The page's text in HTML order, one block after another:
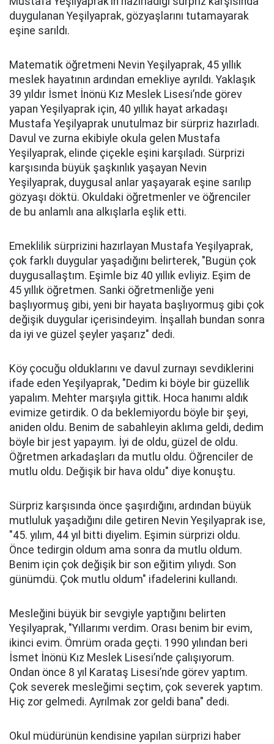
duygulanan Yeşilyaprak, gözyaşlarını tutamayarak
eşine sarıldı.
Matematik öğretmeni Nevin Yeşilyaprak, 45 yıllık
meslek hayatının ardından emekliye ayrıldı. Yaklaşık
39 yıldır İsmet İnönü Kız Meslek Lisesi’nde görev
yapan Yeşilyaprak için, 40 yıllık hayat arkadaşı
Mustafa Yeşilyaprak unutulmaz bir sürpriz hazırladı.
Davul ve zurna ekibiyle okula gelen Mustafa
Yeşilyaprak, elinde çiçekle eşini karşıladı. Sürprizi
karşısında büyük şaşkınlık yaşayan Nevin
Yeşilyaprak, duygusal anlar yaşayarak eşine sarılıp
gözyaşı döktü. Okuldaki öğretmenler ve öğrenciler
de bu anlamlı ana alkışlarla eşlik etti.
Emeklilik sürprizini hazırlayan Mustafa Yeşilyaprak,
çok farklı duygular yaşadığını belirterek, "Bugün çok
duygusallaştım. Eşimle biz 40 yıllık evliyiz. Eşim de
45 yıllık öğretmen. Sanki öğretmenliğe yeni
başlıyormuş gibi, yeni bir hayata başlıyormuş gibi çok
değişik duygular içerisindeyim. İnşallah bundan sonra
da iyi ve güzel şeyler yaşarız" dedi.
Köy çocuğu olduklarını ve davul zurnayı sevdiklerini
ifade eden Yeşilyaprak, "Dedim ki böyle bir güzellik
yapalım. Mehter marşıyla gittik. Hoca hanımı aldık
evimize getirdik. O da beklemiyordu böyle bir şeyi,
aniden oldu. Benim de sabahleyin aklıma geldi, dedim
böyle bir jest yapayım. İyi de oldu, güzel de oldu.
Öğretmen arkadaşları da mutlu oldu. Öğrenciler de
mutlu oldu. Değişik bir hava oldu" diye konuştu.
Sürpriz karşısında önce şaşırdığını, ardından büyük
mutluluk yaşadığını dile getiren Nevin Yeşilyaprak ise,
"45. yılım, 44 yıl bitti diyelim. Eşimin sürprizi oldu.
Önce tedirgin oldum ama sonra da mutlu oldum.
Benim için çok değişik bir son eğitim yılıydı. Son
günümdü. Çok mutlu oldum" ifadelerini kullandı.
Mesleğini büyük bir sevgiyle yaptığını belirten
Yeşilyaprak, "Yıllarımı verdim. Orası benim bir evim,
ikinci evim. Ömrüm orada geçti. 1990 yılından beri
İsmet İnönü Kız Meslek Lisesi’nde çalışıyorum.
Ondan önce 8 yıl Karataş Lisesi’nde görev yaptım.
Çok severek mesleğimi seçtim, çok severek yaptım.
Hiç zor gelmedi. Ayrılmak zor geldi bana" dedi.
Okul müdürünün kendisine yapılan sürprizi haber